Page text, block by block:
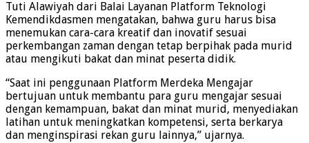
Tuti Alawiyah dari Balai Layanan Platform Teknologi
Kemendikdasmen mengatakan, bahwa guru harus bisa
menemukan cara-cara kreatif dan inovatif sesuai
perkembangan zaman dengan tetap berpihak pada murid
atau mengikuti bakat dan minat peserta didik.
“Saat ini penggunaan Platform Merdeka Mengajar
bertujuan untuk membantu para guru mengajar sesuai
dengan kemampuan, bakat dan minat murid, menyediakan
latihan untuk meningkatkan kompetensi, serta berkarya
dan menginspirasi rekan guru lainnya,” ujarnya.